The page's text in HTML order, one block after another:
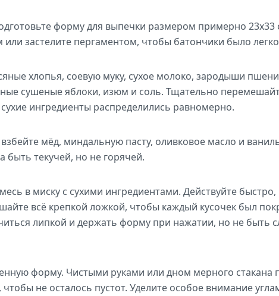
форму для выпечки размером примерно 23х33
застелите пергаментом, чтобы батончики было
хлопья, соевую муку, сухое молоко, зародыши
сушеные яблоки, изюм и соль. Тщательно
ингредиенты распределились равномерно.
мёд, миндальную пасту, оливковое масло и
текучей, но не горячей.
в миску с сухими ингредиентами. Действуйте быстро,
всё крепкой ложкой, чтобы каждый кусочек был
липкой и держать форму при нажатии, но не быть
форму. Чистыми руками или дном мерного стакана
не осталось пустот. Уделите особое внимание